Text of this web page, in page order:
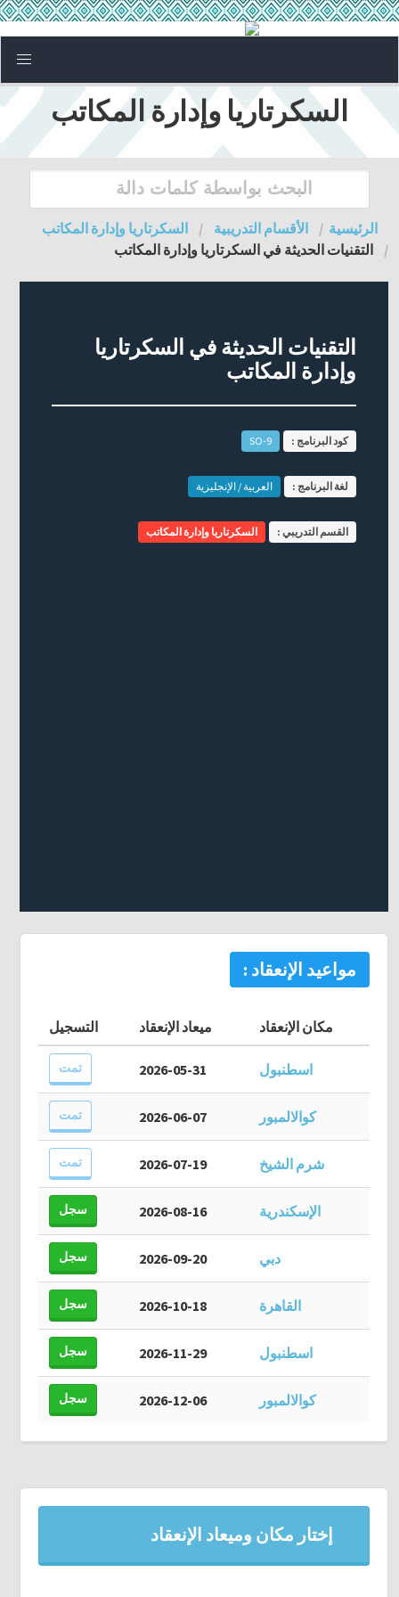
السكرتاريا وإدارة المكاتب
الرئيسية الأقسام التدريبية
السكرتاريا وإدارة المكاتب
التقنيات الحديثة في السكرتاريا وإدارة المكاتب
التقنيات الحديثة في السكرتاريا
وإدارة المكاتب
كود البرنامج : SO-9
لغة البرنامج : العربية / الإنجليزية
القسم التدريبي : السكرتاريا وإدارة المكاتب
مواعيد الإنعقاد :
مكان الإنعقاد ميعاد الإنعقاد التسجيل
اسطنبول 2026-05-31 تمت
كوالالمبور 2026-06-07 تمت
شرم الشيخ 2026-07-19 تمت
الإسكندرية 2026-08-16 سجل
دبي 2026-09-20 سجل
القاهرة 2026-10-18 سجل
اسطنبول 2026-11-29 سجل
كوالالمبور 2026-12-06 سجل
إختار مكان وميعاد الإنعقاد